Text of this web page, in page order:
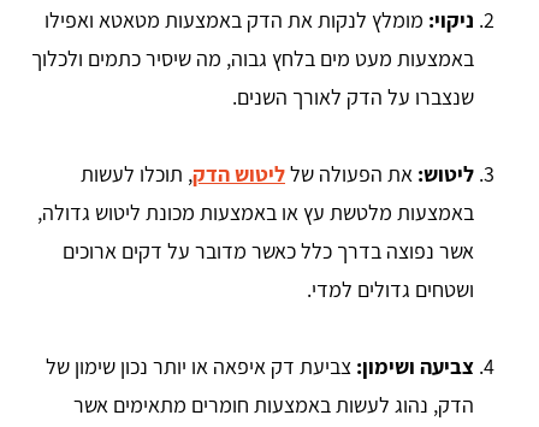
ניקוי: מומלץ לנקות את הדק באמצעות מטאטא ואפילו
באמצעות מעט מים בלחץ גבוה, מה שיסיר כתמים ולכלוך
שנצברו על הדק לאורך השנים.
ליטוש: את הפעולה שלליטוש הדק, תוכלו לעשות
באמצעות מלטשת עץ או באמצעות מכונת ליטוש גדולה,
אשר נפוצה בדרך כלל כאשר מדובר על דקים ארוכים
ושטחים גדולים למדי.
צביעה ושימון: צביעת דק איפאה או יותר נכון שימון של
הדק, נהוג לעשות באמצעות חומרים מתאימים אשר